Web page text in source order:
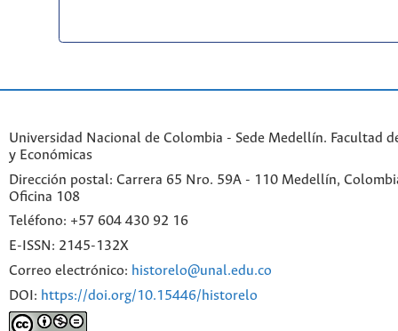
Universidad Nacional de Colombia - Sede Medellín. Facultad
y Económicas
Dirección postal: Carrera 65 Nro. 59A - 110 Medellín,
Oficina 108
Teléfono: +57 604 430 92 16
E-ISSN: 2145-132X
Correo electrónico: historelo@unal.edu.co
DOI: https://doi.org/10.15446/historelo